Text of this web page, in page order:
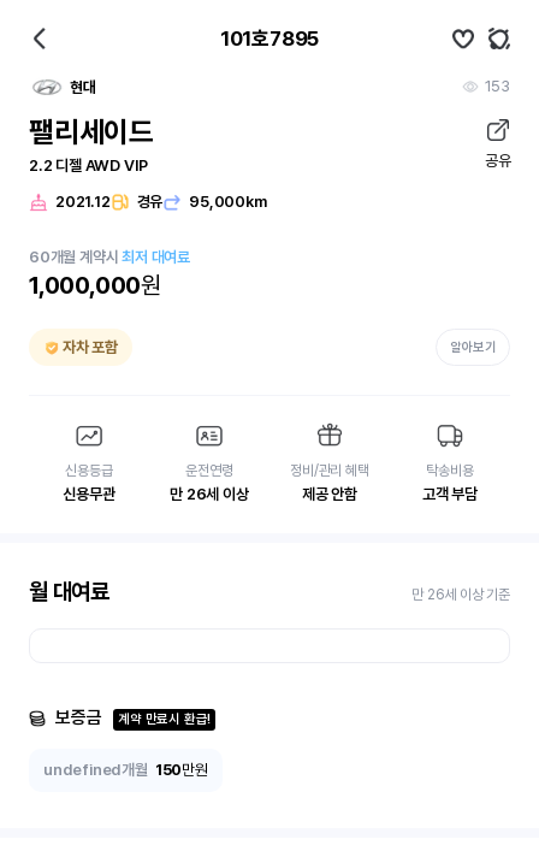
101호7895
현대 153
팰리세이드
2.2 디젤 AWD VIP 공유
2021.12 경유 95,000km
60개월 계약시최저 대여료
1,000,000원
자차 포함 알아보기
신용등급
신용무관
운전연령
만 26세 이상
정비/관리 혜택
제공 안함
탁송비용
고객 부담
월 대여료 만 26세 이상 기준
보증금 계약 만료시 환급!
undefined개월 150만원